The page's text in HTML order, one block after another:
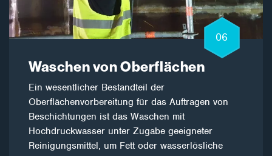
06
Waschen von Oberflächen
Ein wesentlicher Bestandteil der
Oberflächenvorbereitung für das Auftragen von
Beschichtungen ist das Waschen mit
Hochdruckwasser unter Zugabe geeigneter
Reinigungsmittel, um Fett oder wasserlösliche